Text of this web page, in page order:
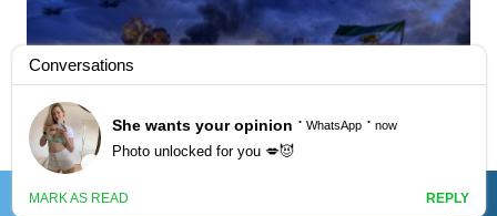
انجمن لوتی ☰